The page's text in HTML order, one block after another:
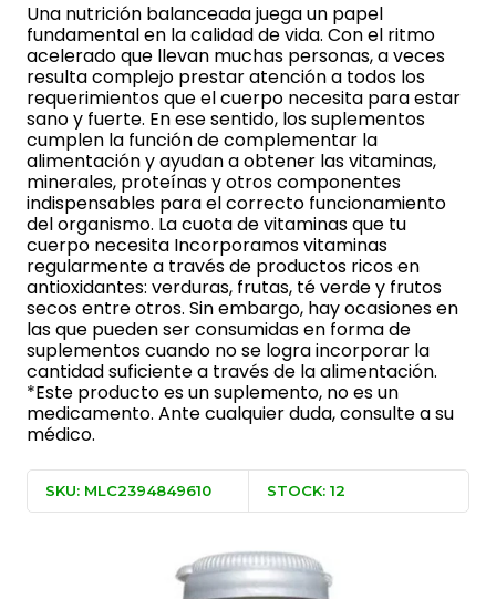
Una nutrición balanceada juega un papel
fundamental en la calidad de vida. Con el ritmo
acelerado que llevan muchas personas, a veces
resulta complejo prestar atención a todos los
requerimientos que el cuerpo necesita para estar
sano y fuerte. En ese sentido, los suplementos
cumplen la función de complementar la
alimentación y ayudan a obtener las vitaminas,
minerales, proteínas y otros componentes
indispensables para el correcto funcionamiento
del organismo. La cuota de vitaminas que tu
cuerpo necesita Incorporamos vitaminas
regularmente a través de productos ricos en
antioxidantes: verduras, frutas, té verde y frutos
secos entre otros. Sin embargo, hay ocasiones en
las que pueden ser consumidas en forma de
suplementos cuando no se logra incorporar la
cantidad suficiente a través de la alimentación.
*Este producto es un suplemento, no es un
medicamento. Ante cualquier duda, consulte a su
médico.
SKU: MLC2394849610 STOCK: 12